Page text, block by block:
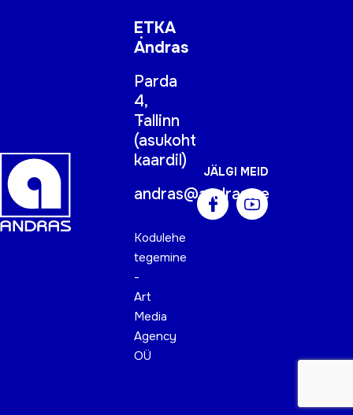
ETKA
Andras
Parda
4,
Tallinn
(asukoht
kaardil)
andras@andras.ee
Kodulehe
tegemine
-
Art
Media
Agency
OÜ
JÄLGI MEID